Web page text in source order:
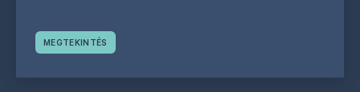
MEGTEKINTÉS